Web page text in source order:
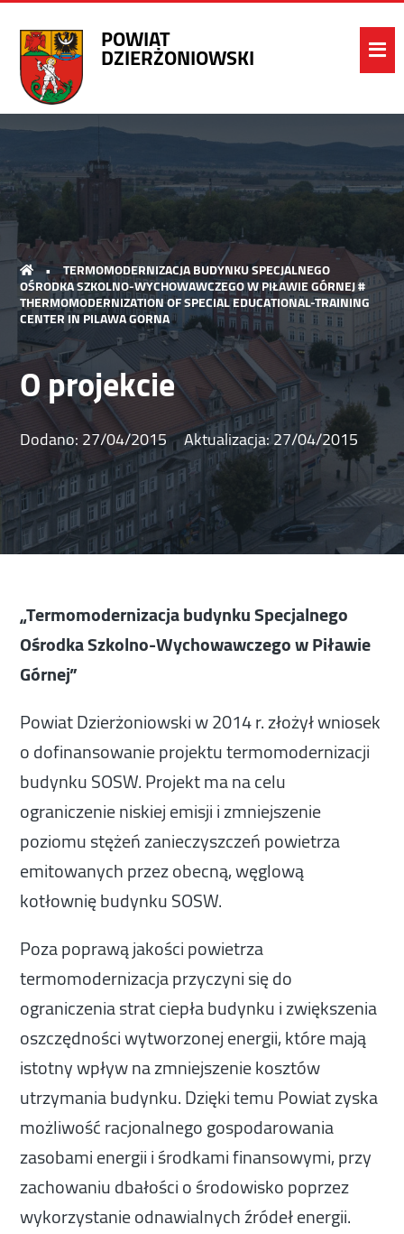
POWIAT
DZIERŻONIOWSKI
• TERMOMODERNIZACJA BUDYNKU SPECJALNEGO
OŚRODKA SZKOLNO-WYCHOWAWCZEGO W PIŁAWIE GÓRNEJ #
THERMOMODERNIZATION OF SPECIAL EDUCATIONAL-TRAINING
CENTER IN PILAWA GORNA
O projekcie
Dodano:27/04/2015 Aktualizacja:27/04/2015
„Termomodernizacja budynku Specjalnego
Ośrodka Szkolno-Wychowawczego w Piławie
Górnej”
Powiat Dzierżoniowski w 2014 r. złożył wniosek
o dofinansowanie projektu termomodernizacji
budynku SOSW. Projekt ma na celu
ograniczenie niskiej emisji i zmniejszenie
poziomu stężeń zanieczyszczeń powietrza
emitowanych przez obecną, węglową
kotłownię budynku SOSW.
Poza poprawą jakości powietrza
termomodernizacja przyczyni się do
ograniczenia strat ciepła budynku i zwiększenia
oszczędności wytworzonej energii, które mają
istotny wpływ na zmniejszenie kosztów
utrzymania budynku. Dzięki temu Powiat zyska
możliwość racjonalnego gospodarowania
zasobami energii i środkami finansowymi, przy
zachowaniu dbałości o środowisko poprzez
wykorzystanie odnawialnych źródeł energii.